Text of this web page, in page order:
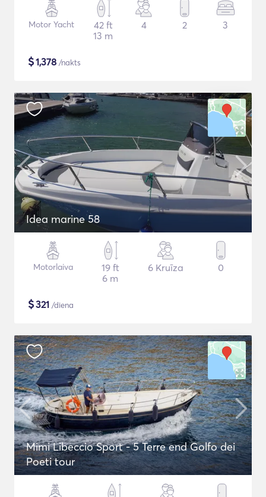
Motor Yacht
42 ft
13 m
4 2 3
$1,378 /nakts
Idea marine 58
Motorlaiva
19 ft
6 m
6 Kruīza 0
$321 /diena
Mimi Libeccio Sport - 5 Terre end Golfo dei
Poeti tour